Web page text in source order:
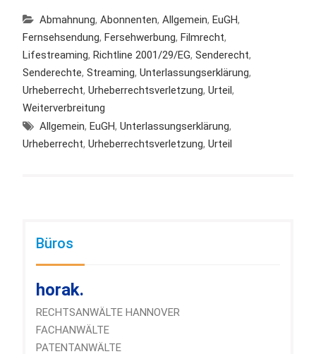
Abmahnung, Abonnenten, Allgemein, EuGH,
Fernsehsendung, Fersehwerbung, Filmrecht,
Lifestreaming, Richtline 2001/29/EG, Senderecht,
Senderechte, Streaming, Unterlassungserklärung,
Urheberrecht, Urheberrechtsverletzung, Urteil,
Weiterverbreitung
Allgemein, EuGH, Unterlassungserklärung,
Urheberrecht, Urheberrechtsverletzung, Urteil
Büros
horak.
RECHTSANWÄLTE HANNOVER
FACHANWÄLTE
PATENTANWÄLTE